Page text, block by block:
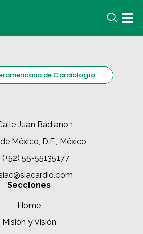
de Cardiología
Juan Badiano 1
México, D.F., México
(+52) 55-55135177
Secciones
Home
Misión y Visión